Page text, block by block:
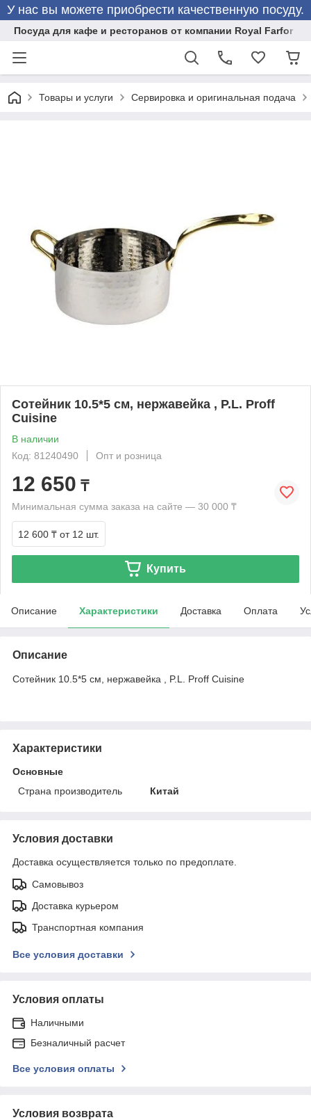
У нас вы можете приобрести качественную посуду.
Посуда для кафе и ресторанов от компании Royal Farfor
Товары и услуги Сервировка и оригинальная подача
Сотейник 10.5*5 см, нержавейка , P.L. Proff
Cuisine
В наличии
Код: 81240490
Опт и розница
12 650 ₸
Минимальная сумма заказа на сайте — 30 000 ₸
12 600 ₸ от 12 шт.
Купить
Описание Характеристики Доставка Оплата
Описание
Сотейник 10.5*5 см, нержавейка , P.L. Proff Cuisine
Характеристики
Основные
Страна производитель
Китай
Условия доставки
Доставка осуществляется только по предоплате.
Самовывоз
Доставка курьером
Транспортная компания
Все условия доставки
Условия оплаты
Наличными
Безналичный расчет
Все условия оплаты
Условия возврата